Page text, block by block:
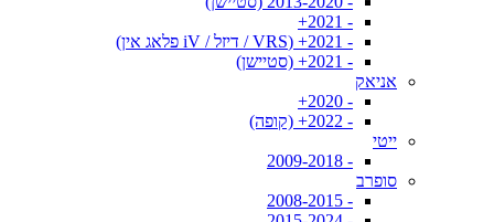
- 2021+
- 2021+ (VRS / דיזל / iV פלאג אין)
- 2021+ (סטיישן)
אניאק
- 2020+
- 2022+ (קופה)
ייטי
- 2009-2018
סופרב
- 2008-2015